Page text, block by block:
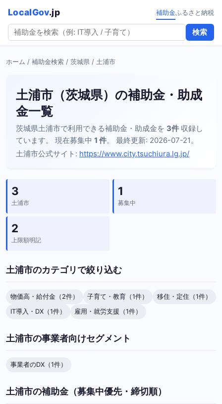
LocalGov.jp
検索
補助金ふるさと納税
ホーム / 補助金検索 / 茨城県 / 土浦市
土浦市（茨城県）の補助金・助成
金一覧
茨城県土浦市で利用できる補助金・助成金を 3件 収録し
ています。 現在募集中 1 件。 最終更新: 2026-07-21。
土浦市公式サイト: https://www.city.tsuchiura.lg.jp/
3
土浦市
1
募集中
2
上限額明記
土浦市のカテゴリで絞り込む
物価高・給付金（2件） 子育て・教育（1件）
移住・定住（1件）
IT導入・DX（1件）
雇用・就労支援（1件）
土浦市の事業者向けセグメント
事業者のDX（1件）
土浦市の補助金（募集中優先・締切順）